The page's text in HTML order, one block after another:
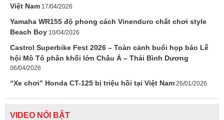
Việt Nam 17/04/2026
Yamaha WR155 độ phong cách Vinenduro chất chơi style
Beach Boy 10/04/2026
Castrol Superbike Fest 2026 – Toàn cảnh buổi họp báo Lễ
hội Mô Tô phân khối lớn Châu Á – Thái Bình Dương
06/04/2026
“Xe chơi” Honda CT-125 bị triệu hồi tại Việt Nam 26/01/2026
VIDEO NỔI BẬT